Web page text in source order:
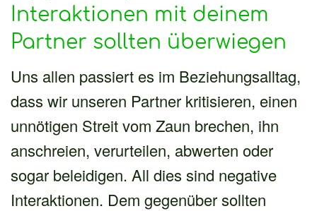
Interaktionen mit deinem
Partner sollten überwiegen
Uns allen passiert es im Beziehungsalltag,
dass wir unseren Partner kritisieren, einen
unnötigen Streit vom Zaun brechen, ihn
anschreien, verurteilen, abwerten oder
sogar beleidigen. All dies sind negative
Interaktionen. Dem gegenüber sollten